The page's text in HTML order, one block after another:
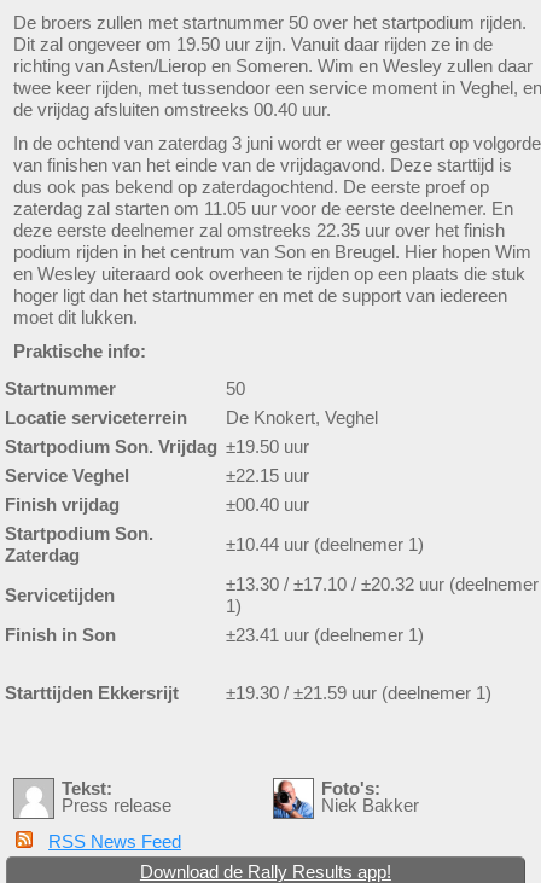
De broers zullen met startnummer 50 over het startpodium rijden.
Dit zal ongeveer om 19.50 uur zijn. Vanuit daar rijden ze in de
richting van Asten/Lierop en Someren. Wim en Wesley zullen daar
twee keer rijden, met tussendoor een service moment in Veghel, en
de vrijdag afsluiten omstreeks 00.40 uur.
In de ochtend van zaterdag 3 juni wordt er weer gestart op volgorde
van finishen van het einde van de vrijdagavond. Deze starttijd is
dus ook pas bekend op zaterdagochtend. De eerste proef op
zaterdag zal starten om 11.05 uur voor de eerste deelnemer. En
deze eerste deelnemer zal omstreeks 22.35 uur over het finish
podium rijden in het centrum van Son en Breugel. Hier hopen Wim
en Wesley uiteraard ook overheen te rijden op een plaats die stuk
hoger ligt dan het startnummer en met de support van iedereen
moet dit lukken.
Praktische info:
Startnummer
50
Locatie serviceterrein
De Knokert, Veghel
Startpodium Son. Vrijdag ±19.50 uur
Service Veghel
±22.15 uur
Finish vrijdag
±00.40 uur
Startpodium Son.
Zaterdag
±10.44 uur (deelnemer 1)
Servicetijden
±13.30 / ±17.10 / ±20.32 uur (deelnemer
1)
Finish in Son
±23.41 uur (deelnemer 1)
Starttijden Ekkersrijt ±19.30 / ±21.59 uur (deelnemer 1)
Tekst:
Press release
Foto's:
Niek Bakker
RSS News Feed
Download de Rally Results app!